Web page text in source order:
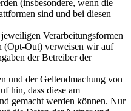
(insbesondere, wenn die
sind und bei diesen
Verarbeitungsformen
(Opt-Out) verweisen wir auf
der Betreiber der
und der Geltendmachung von
hin, dass diese am
gemacht werden können. Nur